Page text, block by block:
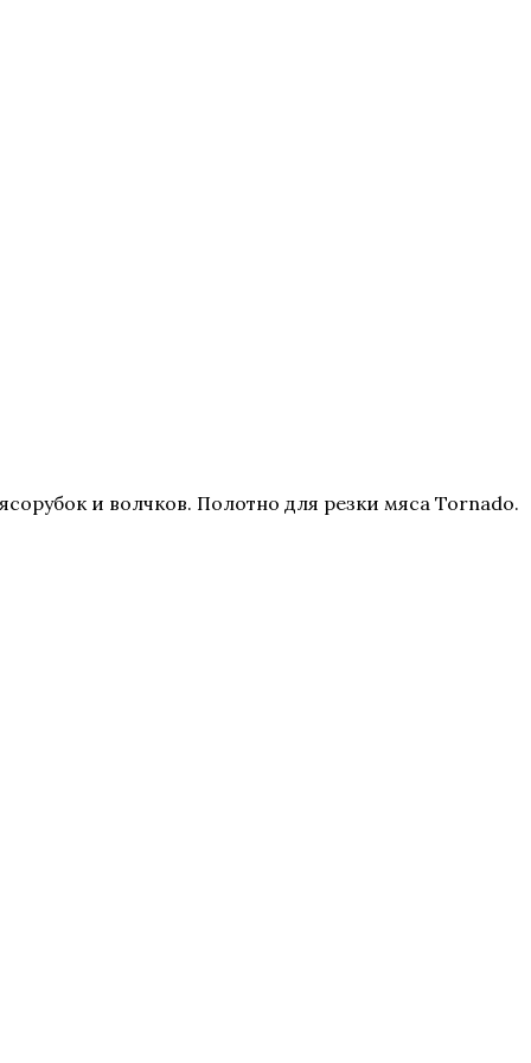
и волчков. Полотно для резки мяса Tornado.